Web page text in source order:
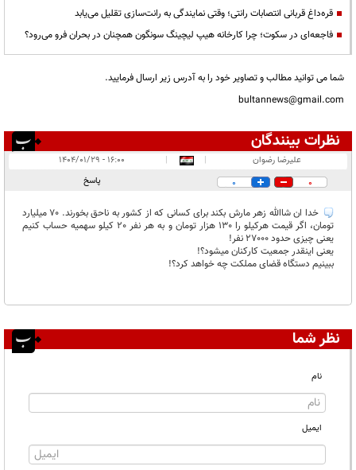
قره‌داغ قربانی انتصابات رانتی؛ وقتی نمایندگی به رانت‌سازی تقلیل می‌یابد
فاجعه‌ای در سکوت؛ چرا کارخانه هیپ لیچینگ سونگون همچنان در بحران فرو می‌رود؟
شما می توانید مطالب و تصاویر خود را به آدرس زیر ارسال فرمایید.
bultannews@gmail.com
نظرات بینندگان
در انتظار بررسی:
علیرضا رضوان |
|
۱۶:۰۰ - ۱۴۰۴/۰۱/۲۹
0
0 پاسخ
خدا ان شاالله زهر مارش بکند برای کسانی که از کشور به ناحق بخورند. 70 میلیارد
تومان، اگر قیمت هرکیلو را 130 هزار تومان و به هر نفر 20 کیلو سهمیه حساب کنیم
یعنی چیزی حدود 27000 نفر!
یعنی اینقدر جمعیت کارکنان میشود؟!
ببینیم دستگاه قضای مملکت چه خواهد کرد؟!
نظر شما
نام
ایمیل